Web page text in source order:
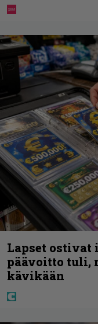
Lapset ostivat
päävoitto tuli,
kävikään